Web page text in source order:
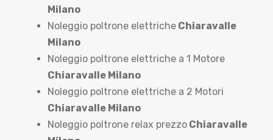
Milano
Noleggio poltrone elettriche Chiaravalle
Milano
Noleggio poltrone elettriche a 1 Motore
Chiaravalle Milano
Noleggio poltrone elettriche a 2 Motori
Chiaravalle Milano
Noleggio poltrone relax prezzo Chiaravalle